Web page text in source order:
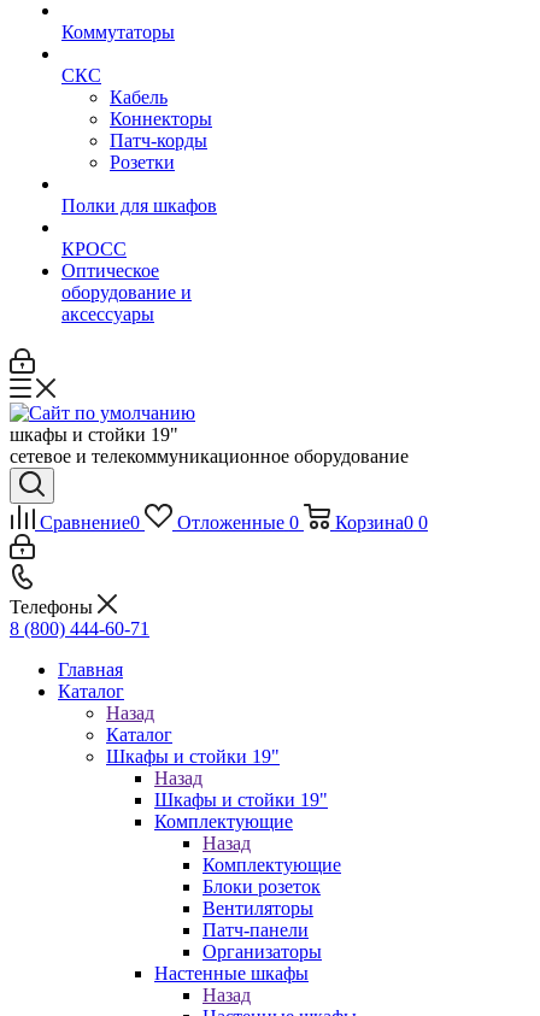
Коммутаторы
СКС
Кабель
Коннекторы
Патч-корды
Розетки
Полки для шкафов
КРОСС
Оптическое
оборудование и
аксессуары
шкафы и стойки 19"
сетевое и телекоммуникационное оборудование
Сравнение0 Отложенные 0 Корзина0 0
Телефоны
8 (800) 444-60-71
Главная
Каталог
Назад
Каталог
Шкафы и стойки 19"
Назад
Шкафы и стойки 19"
Комплектующие
Назад
Комплектующие
Блоки розеток
Вентиляторы
Патч-панели
Организаторы
Настенные шкафы
Назад